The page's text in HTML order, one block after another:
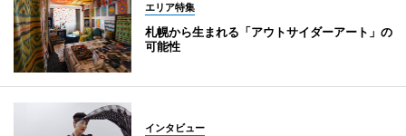
エリア特集
札幌から生まれる「アウトサイダーアート」の
可能性
インタビュー